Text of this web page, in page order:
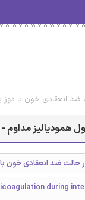
انعقادی خون با دوز
مداوم -
حالت ضد انعقادی خون
during